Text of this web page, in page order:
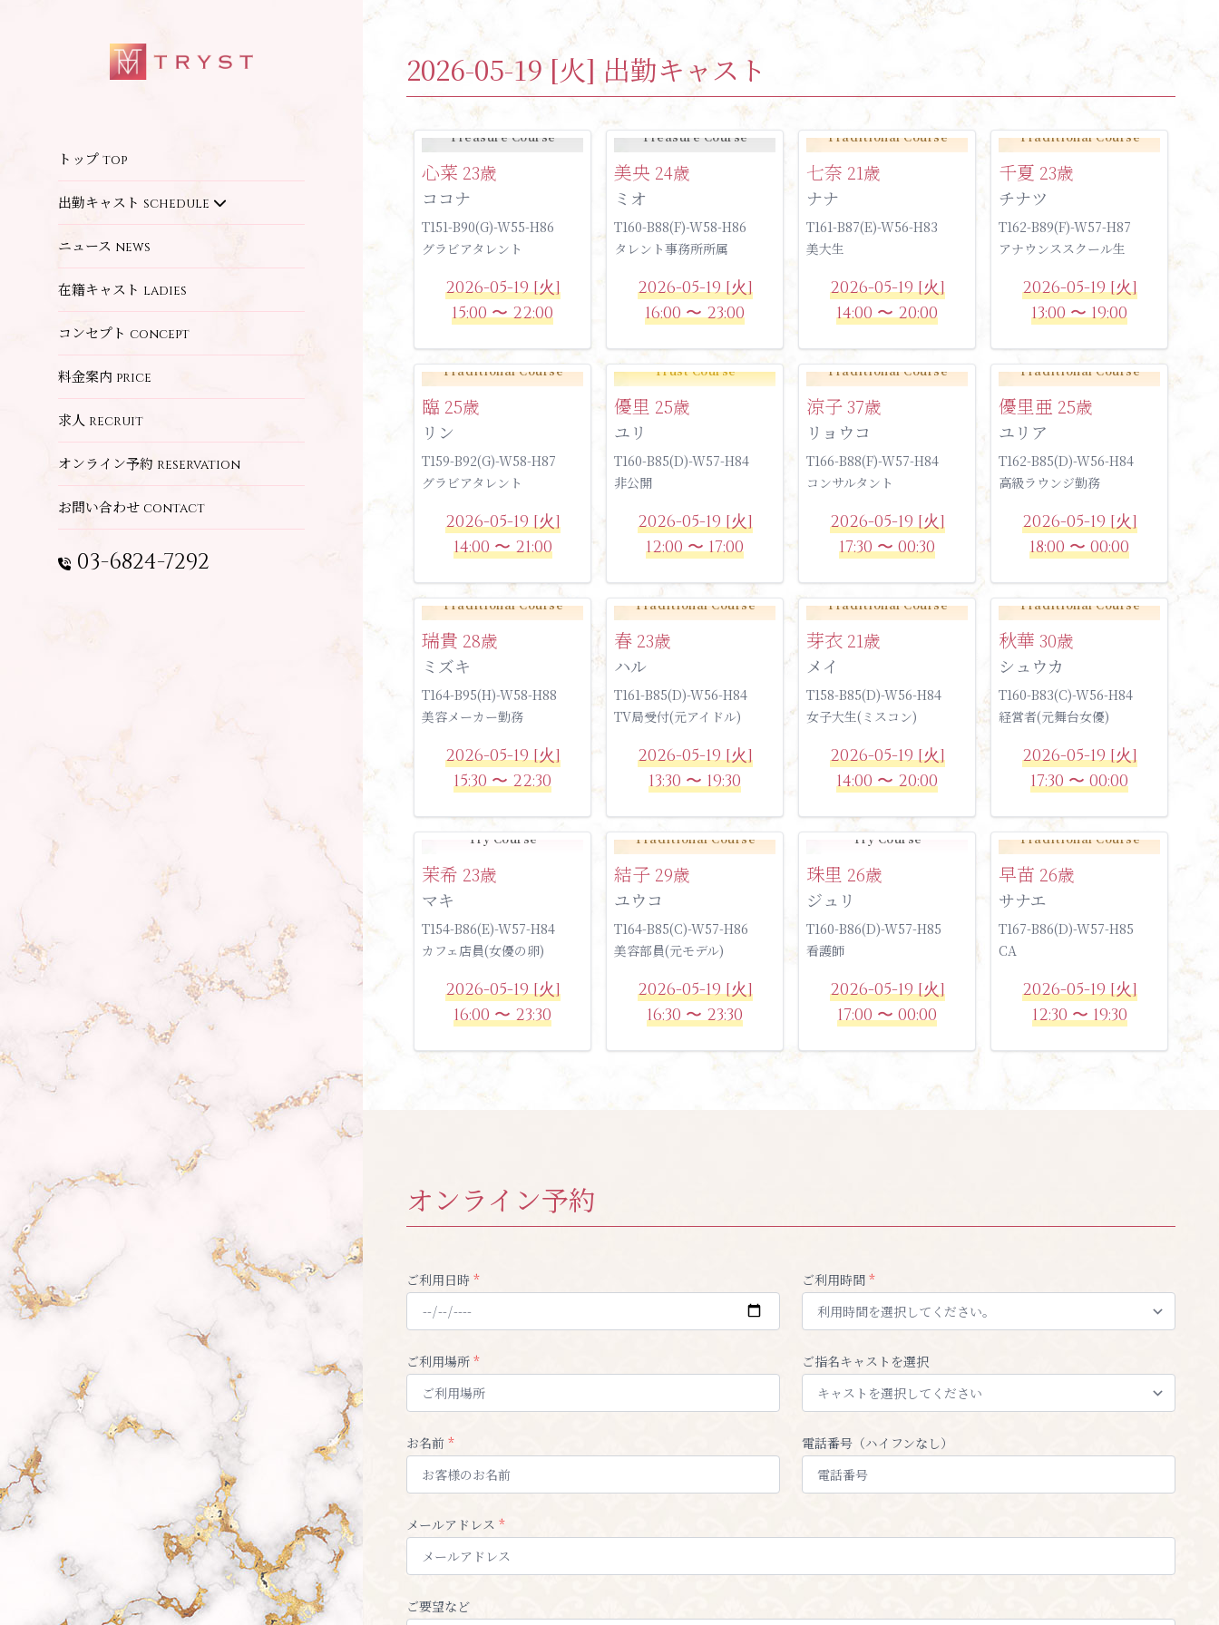
トップ top
出勤キャスト schedule
ニュース news
在籍キャスト ladies
コンセプト concept
料金案内 price
求人 recruit
オンライン予約 reservation
お問い合わせ contact
03-6824-7292
2026-05-19 [火] 出勤キャスト
Treasure Course
心菜 23歳
ココナ
T151-B90(G)-W55-H86
グラビアタレント
2026-05-19 [火]
15:00 〜 22:00
Treasure Course
美央 24歳
ミオ
T160-B88(F)-W58-H86
タレント事務所所属
2026-05-19 [火]
16:00 〜 23:00
Traditional Course
七奈 21歳
ナナ
T161-B87(E)-W56-H83
美大生
2026-05-19 [火]
14:00 〜 20:00
Traditional Course
千夏 23歳
チナツ
T162-B89(F)-W57-H87
アナウンススクール生
2026-05-19 [火]
13:00 〜 19:00
Traditional Course
臨 25歳
リン
T159-B92(G)-W58-H87
グラビアタレント
2026-05-19 [火]
14:00 〜 21:00
Trust Course
優里 25歳
ユリ
T160-B85(D)-W57-H84
非公開
2026-05-19 [火]
12:00 〜 17:00
Traditional Course
涼子37歳
リョウコ
T166-B88(F)-W57-H84
コンサルタント
2026-05-19 [火]
17:30 〜 00:30
Traditional Course
優里亜 25歳
ユリア
T162-B85(D)-W56-H84
高級ラウンジ勤務
2026-05-19 [火]
18:00 〜 00:00
Traditional Course
瑞貴 28歳
ミズキ
T164-B95(H)-W58-H88
美容メーカー勤務
2026-05-19 [火]
15:30 〜 22:30
Traditional Course
春 23歳
ハル
T161-B85(D)-W56-H84
TV局受付(元アイドル)
2026-05-19 [火]
13:30 〜 19:30
Traditional Course
芽衣 21歳
メイ
T158-B85(D)-W56-H84
女子大生(ミスコン)
2026-05-19 [火]
14:00 〜 20:00
Traditional Course
秋華 30歳
シュウカ
T160-B83(C)-W56-H84
経営者(元舞台女優)
2026-05-19 [火]
17:30 〜 00:00
Try Course
茉希 23歳
マキ
T154-B86(E)-W57-H84
カフェ店員(女優の卵)
2026-05-19 [火]
16:00 〜 23:30
Traditional Course
結子 29歳
ユウコ
T164-B85(C)-W57-H86
美容部員(元モデル)
2026-05-19 [火]
16:30 〜 23:30
Try Course
珠里 26歳
ジュリ
T160-B86(D)-W57-H85
看護師
2026-05-19 [火]
17:00 〜 00:00
Traditional Course
早苗 26歳
サナエ
T167-B86(D)-W57-H85
CA
2026-05-19 [火]
12:30 〜 19:30
オンライン予約
ご利用日時 * ご利用時間 *
ご利用場所 * ご指名キャストを選択
お名前 * 電話番号（ハイフンなし）
メールアドレス *
ご要望など